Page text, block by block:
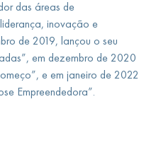
das áreas de
inovação e
de 2019, lançou o seu
em dezembro de 2020
e em janeiro de 2022
Empreendedora”.